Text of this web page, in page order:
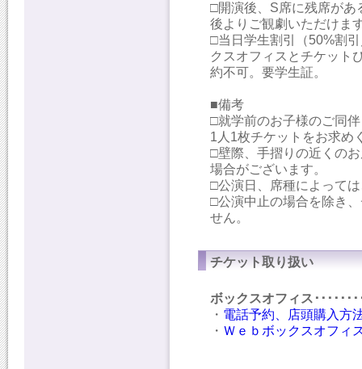
□開演後、S席に残席があ
後よりご観劇いただけま
□当日学生割引（50%割
クスオフィスとチケット
約不可。要学生証。
■備考
□就学前のお子様のご同
1人1枚チケットをお求め
□壁際、手摺りの近くの
場合がございます。
□公演日、席種によって
□公演中止の場合を除き
せん。
チケット取り扱い
ボックスオフィス･･････
・ 電話予約、店頭購入方
・ Ｗｅｂボックスオフィ